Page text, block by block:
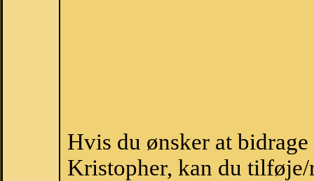
Hvis du ønsker at
Kristopher, kan du